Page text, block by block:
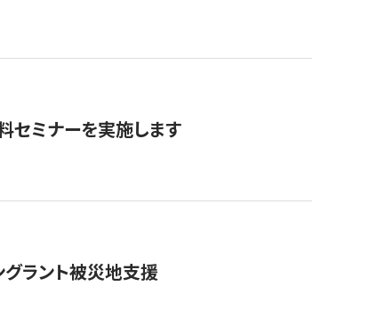
セミナーを実施します
ラント被災地支援